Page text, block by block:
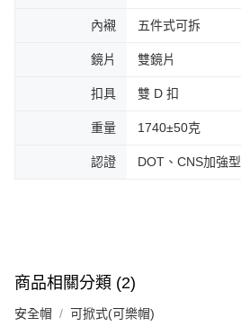
內襯 五件式可拆
鏡片 雙鏡片
扣具 雙 D 扣
重量 1740±50克
認證 DOT、CNS加強型
商品相關分類 (2)
安全帽 可掀式(可樂帽)